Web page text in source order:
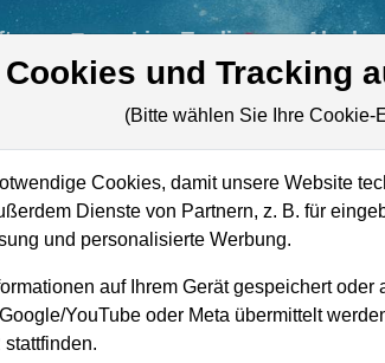
Live-Trading
Marktkapitalisierung
Umsatz
Cookies und Tracking
(Bitte wählen Sie Ihre Cookie-
Cookies, damit unsere Website
Dienste von Partnern, z. B. für
und personalisierte Werbung.
auf Ihrem Gerät gespeichert
YouTube oder Meta übermittelt